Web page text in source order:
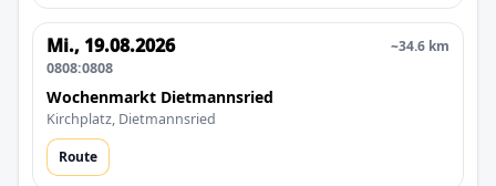
Mi., 19.08.2026
0808:0808
~34.6 km
Wochenmarkt Dietmannsried
Kirchplatz, Dietmannsried
Route